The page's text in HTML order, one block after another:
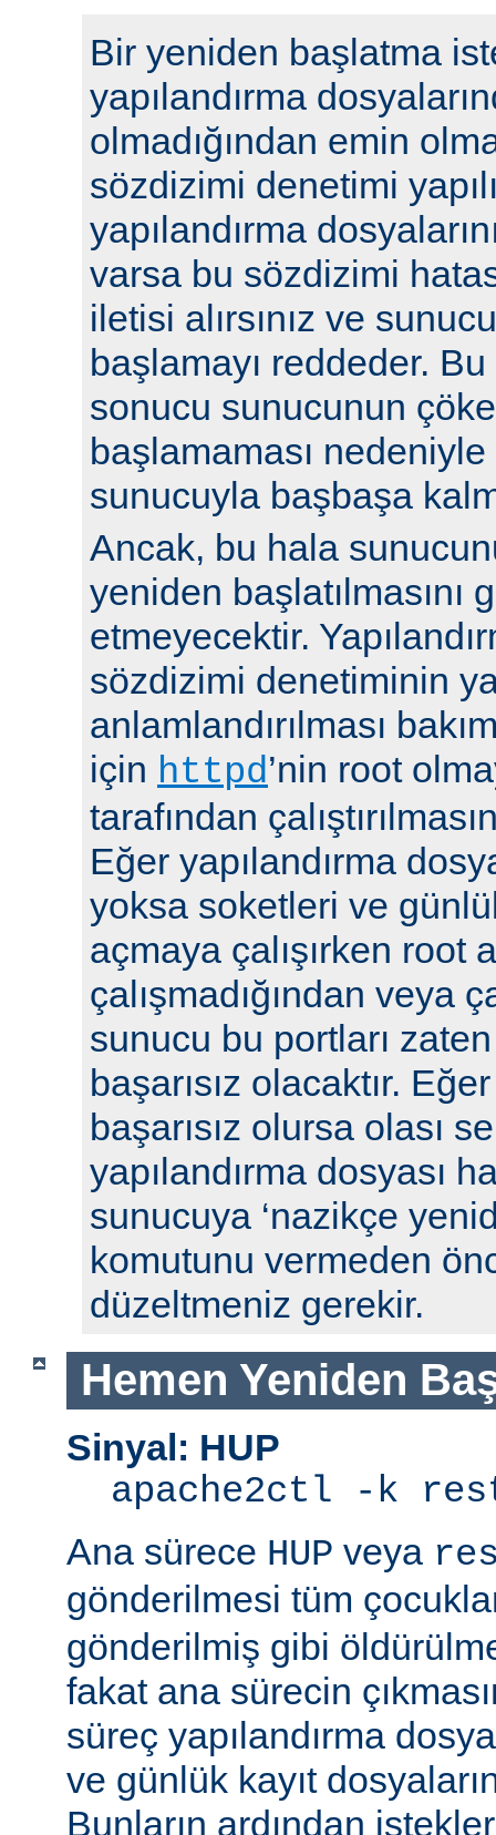
Bir yeniden başlatma
yapılandırma
olmadığından emin
sözdizimi denetimi
yapılandırma
varsa bu sözdizimi
iletisi alırsınız ve
başlamayı reddeder.
sonucu sunucunun
başlamaması
sunucuyla başbaşa
Ancak, bu hala
yeniden başlatılmasını
etmeyecektir.
sözdizimi denetiminin
anlamlandırılması
için httpd’nin root
tarafından
Eğer yapılandırma
yoksa soketleri ve
açmaya çalışırken root
çalışmadığından veya
sunucu bu portları
başarısız olacaktır.
başarısız olursa olası
yapılandırma dosyası
sunucuya ‘nazikçe
komutunu vermeden
düzeltmeniz gerekir.
Hemen Yeniden
Sinyal: HUP
apache2ctl -k
Ana sürece HUP veya
gönderilmesi tüm
gönderilmiş gibi
fakat ana sürecin
süreç yapılandırma
ve günlük kayıt
Bunların ardından